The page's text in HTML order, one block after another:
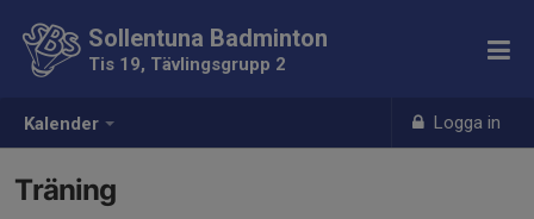
Kalender Logga in
Sollentuna Badminton
Tis 19, Tävlingsgrupp 2
Träning